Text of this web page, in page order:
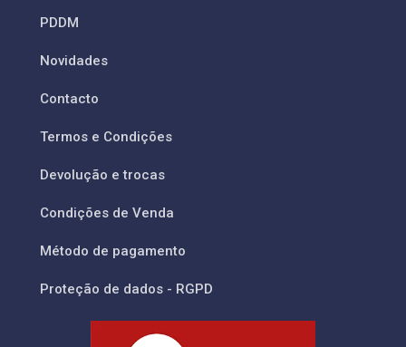
PDDM
Novidades
Contacto
Termos e Condições
Devolução e trocas
Condições de Venda
Método de pagamento
Proteção de dados - RGPD